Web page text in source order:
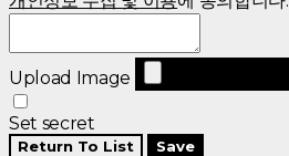
Upload Image
Set secret
Return To List Save